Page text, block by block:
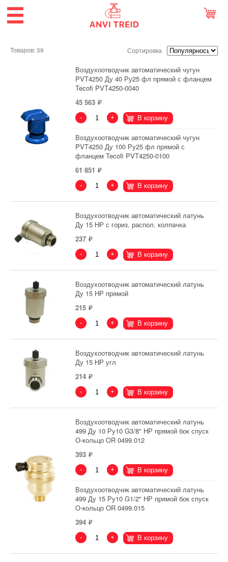
Товаров: 39 Сортировка
Воздухоотводчик автоматический чугун
PVT4250 Ду 40 Ру25 фл прямой с фланцем
Tecofi PVT4250-0040
45 563
- + В корзину
Воздухоотводчик автоматический чугун
PVT4250 Ду 100 Ру25 фл прямой с
фланцем Tecofi PVT4250-0100
61 851
- + В корзину
Воздухоотводчик автоматический латунь
Ду 15 НР с гориз. распол. колпачка
237
- + В корзину
Воздухоотводчик автоматический латунь
Ду 15 НР прямой
215
- + В корзину
Воздухоотводчик автоматический латунь
Ду 15 НР угл
214
- + В корзину
Воздухоотводчик автоматический латунь
499 Ду 10 Ру10 G3/8" НР прямой бок спуск
О-кольцо OR 0499.012
393
- + В корзину
Воздухоотводчик автоматический латунь
499 Ду 15 Ру10 G1/2" НР прямой бок спуск
О-кольцо OR 0499.015
394
- + В корзину